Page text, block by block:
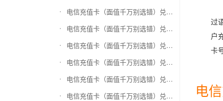
电信充值卡（面值千万别选错）兑换联通充值卡（面值千万别选错）
电信充值卡（面值千万别选错）兑换京东钢镚
电信充值卡（面值千万别选错）兑换中石化加油卡无卡号（面值千万别选错）
电信充值卡（面值千万别选错）兑换中石油全国充值卡
电信充值卡（面值千万别选错）兑换京东领货码
电信充值卡（面值千万别选错）兑换京东超市卡
过
户
卡
电